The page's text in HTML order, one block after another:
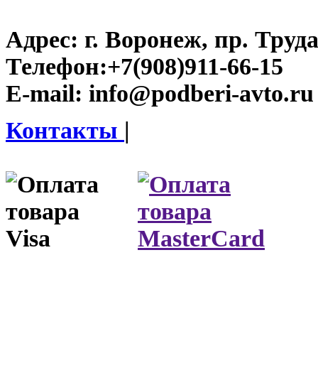
Адрес: г. Воронеж, пр.
Телефон:+7(908)911-66-15
E-mail: info@podberi-avto.ru
Контакты |